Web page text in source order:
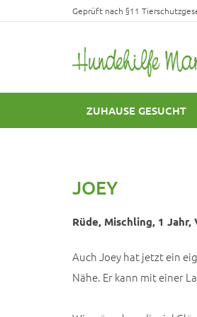
Geprüft nach §11
ZUHAUSE GESUCHT
JOEY
Rüde, Mischling, 1
Auch Joey hat jetzt ein
Nähe. Er kann mit einer